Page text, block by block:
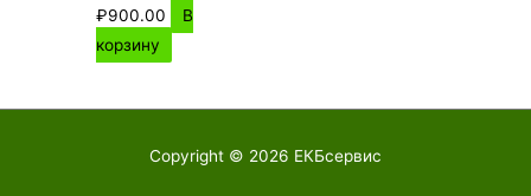
₽900.00
В
корзину
Copyright © 2026 ЕКБсервис